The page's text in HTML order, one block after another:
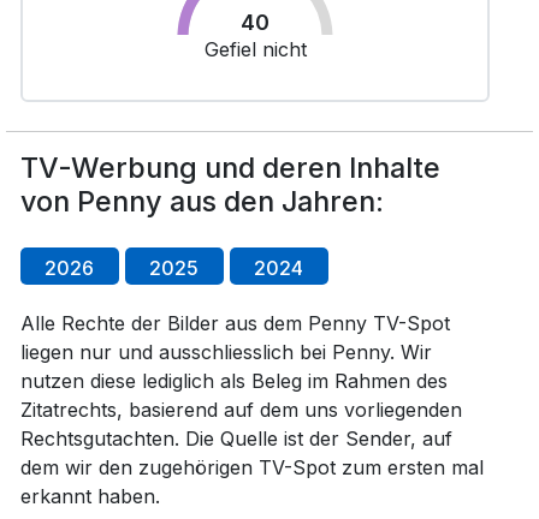
40
Gefiel nicht
TV-Werbung und deren Inhalte
von Penny aus den Jahren:
2026 2025 2024
Alle Rechte der Bilder aus dem Penny TV-Spot
liegen nur und ausschliesslich bei Penny. Wir
nutzen diese lediglich als Beleg im Rahmen des
Zitatrechts, basierend auf dem uns vorliegenden
Rechtsgutachten. Die Quelle ist der Sender, auf
dem wir den zugehörigen TV-Spot zum ersten mal
erkannt haben.